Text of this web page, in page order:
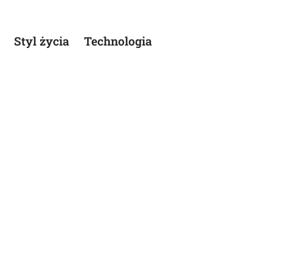
Styl życia
Technologia